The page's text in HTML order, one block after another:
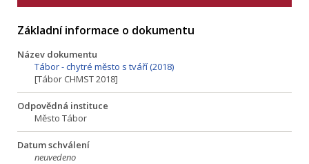
Základní informace o dokumentu
Název dokumentu
Tábor - chytré město s tváří (2018)
[Tábor CHMST 2018]
Odpovědná instituce
Město Tábor
Datum schválení
neuvedeno